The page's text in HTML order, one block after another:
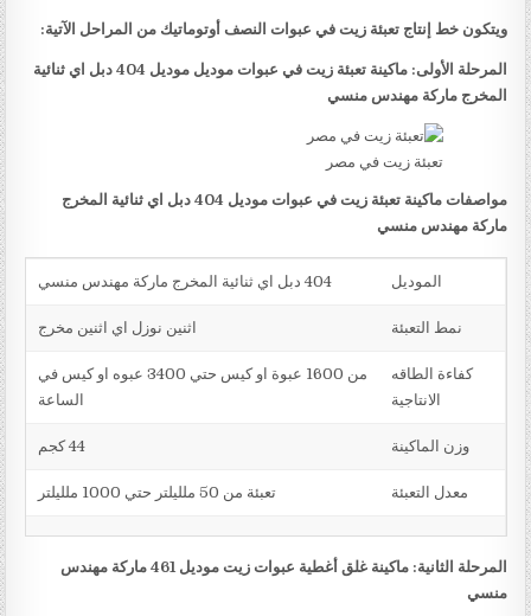
ويتكون خط إنتاج تعبئة زيت في عبوات النصف أوتوماتيك من المراحل الآتية:
المرحلة الأولى: ماكينة تعبئة زيت في عبوات موديل موديل 404 دبل اي ثنائية
المخرج ماركة مهندس منسي
تعبئة زيت في مصر
مواصفات ماكينة تعبئة زيت في عبوات موديل 404 دبل اي ثنائية المخرج
ماركة مهندس منسي
الموديل 404 دبل اي ثنائية المخرج ماركة مهندس منسي
نمط التعبئة اثنين نوزل اي اثنين مخرج
كفاءة الطاقه
الانتاجية
من 1600 عبوة او كيس حتي 3400 عبوه او كيس في
الساعة
وزن الماكينة 44 كجم
معدل التعبئة تعبئة من 50 ملليلتر حتي 1000 ملليلتر
المرحلة الثانية: ماكينة غلق أغطية عبوات زيت موديل 461 ماركة مهندس
منسي